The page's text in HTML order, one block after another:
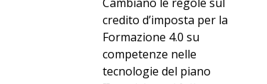
credito d’imposta per la
Formazione 4.0 su
competenze nelle
tecnologie del piano